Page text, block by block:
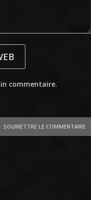
commentaire.
SOUMETTRE LE COMMENTAIRE